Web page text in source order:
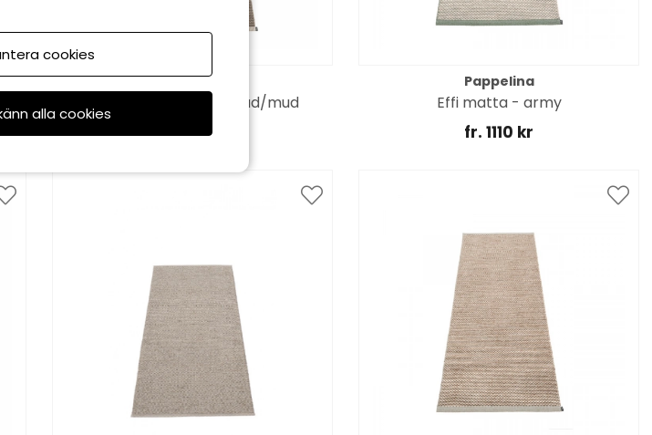
Pappelina
Mono matta - dark mud/mud
fr. 1200 kr
Pappelina
Effi matta - army
fr. 1110 kr
cookies
alla cookies